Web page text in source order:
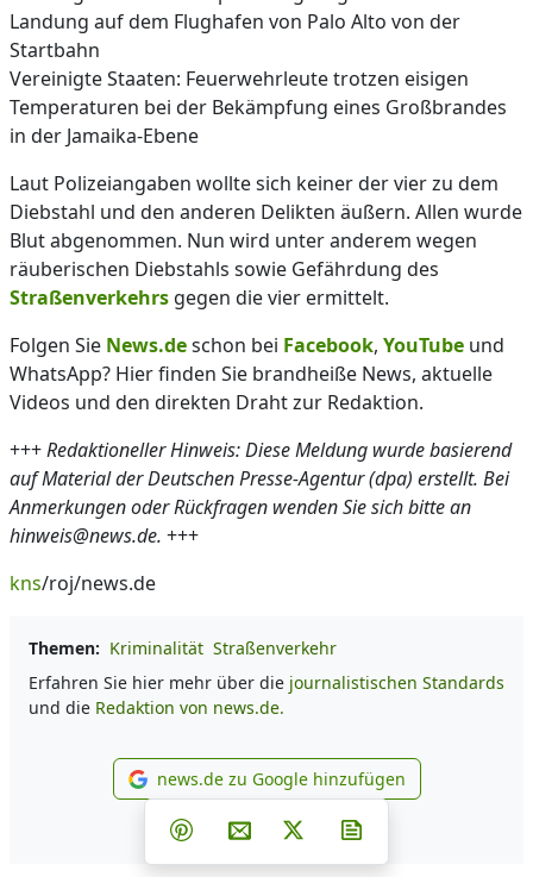
Landung auf dem Flughafen von Palo Alto von der
Startbahn
Vereinigte Staaten: Feuerwehrleute trotzen eisigen
Temperaturen bei der Bekämpfung eines Großbrandes
in der Jamaika-Ebene
Laut Polizeiangaben wollte sich keiner der vier zu dem
Diebstahl und den anderen Delikten äußern. Allen wurde
Blut abgenommen. Nun wird unter anderem wegen
räuberischen Diebstahls sowie Gefährdung des
Straßenverkehrs gegen die vier ermittelt.
Folgen Sie News.deschon bei Facebook, YouTube und
WhatsApp? Hier finden Sie brandheiße News, aktuelle
Videos und den direkten Draht zur Redaktion.
+++Redaktioneller Hinweis: Diese Meldung wurde basierend
auf Material der Deutschen Presse-Agentur (dpa) erstellt. Bei
Anmerkungen oder Rückfragen wenden Sie sich bitte an
hinweis@news.de. +++
kns/roj/news.de
Themen: Kriminalität Straßenverkehr
Erfahren Sie hier mehr über die journalistischen Standards
und die Redaktion von news.de.
news.de zu Google
news.de zu Google hinzufügen
Teilen auf Facebook
Teilen auf Whatsapp
Teilen auf Telegram
Teilen auf Pinterest
Per E-Mail teilen
Post auf X